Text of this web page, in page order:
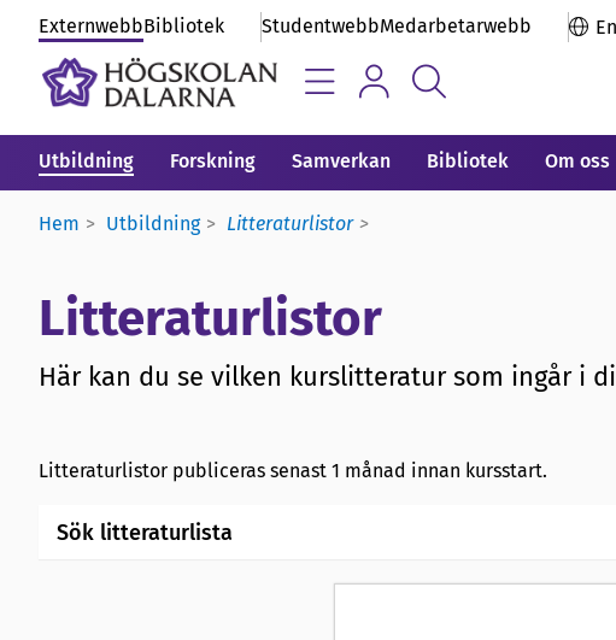
ExternwebbBibliotek StudentwebbMedarbetarwebb
Utbildning Forskning Samverkan Bibliotek Om oss
Hem Utbildning Litteraturlistor
Litteraturlistor
Här kan du se vilken kurslitteratur som ingår i
Litteraturlistor publiceras senast 1 månad innan kursstart.
Sök litteraturlista